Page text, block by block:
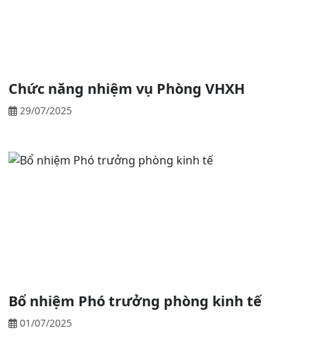
Chức năng nhiệm vụ Phòng VHXH
29/07/2025
Bổ nhiệm Phó trưởng phòng kinh tế
01/07/2025